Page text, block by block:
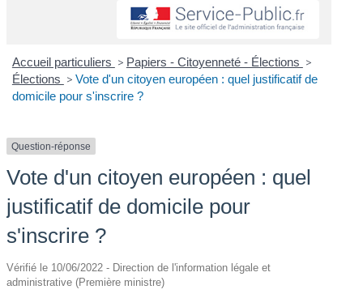
Accueil particuliers > Papiers - Citoyenneté - Élections >
Élections > Vote d'un citoyen européen : quel justificatif de
domicile pour s'inscrire ?
Question-réponse
Vote d'un citoyen européen : quel
justificatif de domicile pour
s'inscrire ?
Vérifié le 10/06/2022 - Direction de l'information légale et
administrative (Première ministre)